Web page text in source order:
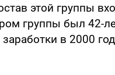
этой группы
группы был 42-
в 2000